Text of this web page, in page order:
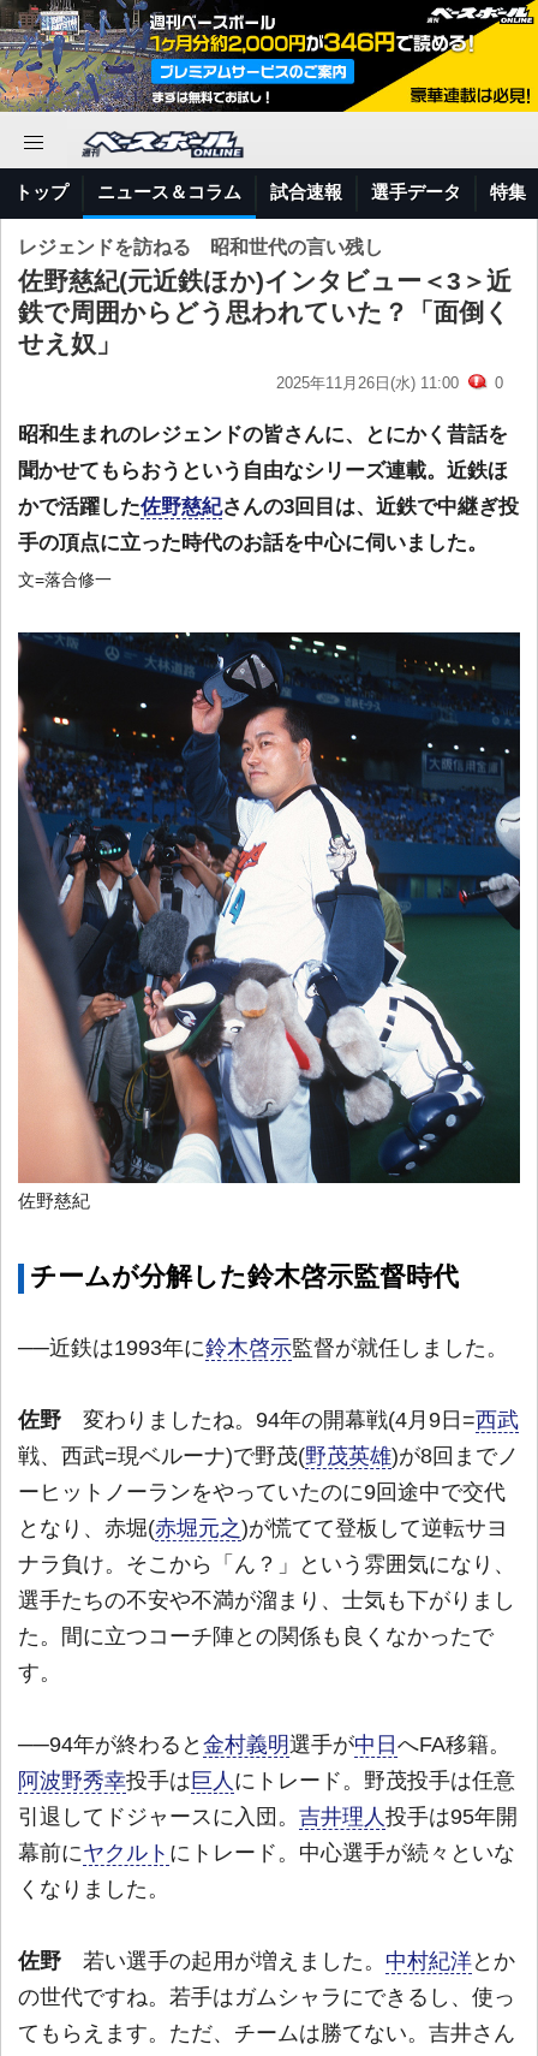
トップ ニュース＆コラム 試合速報 選手データ 特集
レジェンドを訪ねる 昭和世代の言い残し
佐野慈紀(元近鉄ほか)インタビュー＜3＞近
鉄で周囲からどう思われていた？「面倒く
せえ奴」
2025年11月26日(水) 11:00 0
昭和生まれのレジェンドの皆さんに、とにかく昔話を
聞かせてもらおうという自由なシリーズ連載。近鉄ほ
かで活躍した佐野慈紀さんの3回目は、近鉄で中継ぎ投
手の頂点に立った時代のお話を中心に伺いました。
文=落合修一
佐野慈紀
チームが分解した鈴木啓示監督時代
──近鉄は1993年に鈴木啓示監督が就任しました。
佐野 変わりましたね。94年の開幕戦(4月9日=西武
戦、西武=現ベルーナ)で野茂(野茂英雄)が8回までノ
ーヒットノーランをやっていたのに9回途中で交代
となり、赤堀(赤堀元之)が慌てて登板して逆転サヨ
ナラ負け。そこから「ん？」という雰囲気になり、
選手たちの不安や不満が溜まり、士気も下がりまし
た。間に立つコーチ陣との関係も良くなかったで
す。
──94年が終わると 金村義明選手が中日 へFA移籍。
阿波野秀幸投手は 巨人 にトレード。野茂投手は任意
引退してドジャースに入団。 吉井理人投手は95年開
幕前にヤクルト にトレード。中心選手が続々といな
くなりました。
佐野 若い選手の起用が増えました。 中村紀洋とか
の世代ですね。若手はガムシャラにできるし、使っ
てもらえます。ただ、チームは勝てない。吉井さん